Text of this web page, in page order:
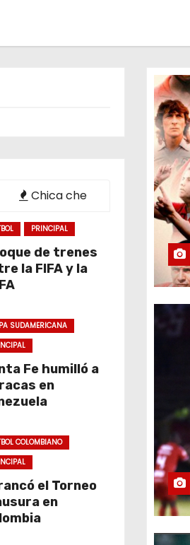
Chica che
PRINCIPAL
de trenes
la FIFA y la
SUDAMERICANA
Fe humilló a
en
COLOMBIANO
el Torneo
en